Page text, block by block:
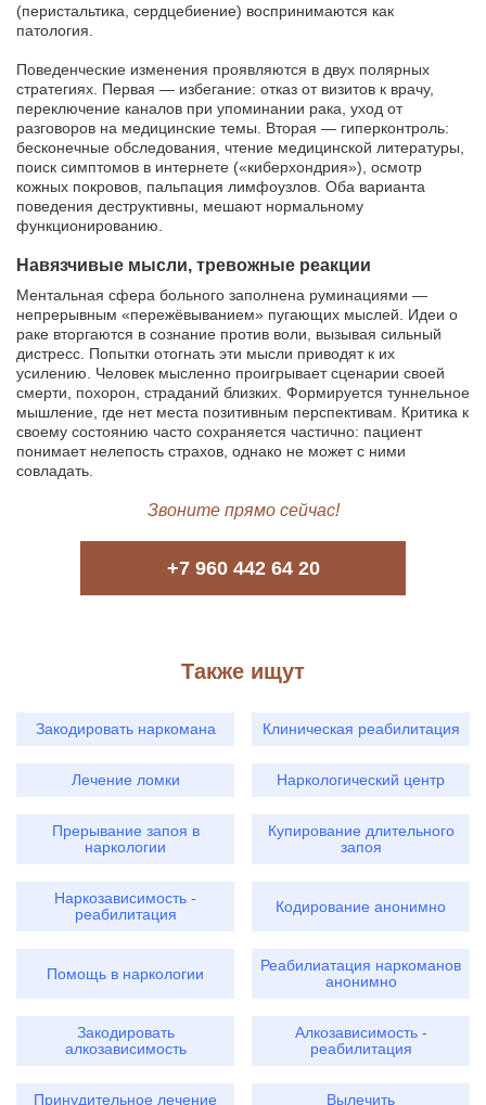
(перистальтика, сердцебиение) воспринимаются как
патология.
Поведенческие изменения проявляются в двух полярных
стратегиях. Первая — избегание: отказ от визитов к врачу,
переключение каналов при упоминании рака, уход от
разговоров на медицинские темы. Вторая — гиперконтроль:
бесконечные обследования, чтение медицинской литературы,
поиск симптомов в интернете («киберхондрия»), осмотр
кожных покровов, пальпация лимфоузлов. Оба варианта
поведения деструктивны, мешают нормальному
функционированию.
Навязчивые мысли, тревожные реакции
Ментальная сфера больного заполнена руминациями —
непрерывным «пережёвыванием» пугающих мыслей. Идеи о
раке вторгаются в сознание против воли, вызывая сильный
дистресс. Попытки отогнать эти мысли приводят к их
усилению. Человек мысленно проигрывает сценарии своей
смерти, похорон, страданий близких. Формируется туннельное
мышление, где нет места позитивным перспективам. Критика к
своему состоянию часто сохраняется частично: пациент
понимает нелепость страхов, однако не может с ними
совладать.
+7 960 442 64 20
Звоните прямо сейчас!
Также ищут
Закодировать наркомана Клиническая реабилитация
Лечение ломки Наркологический центр
Прерывание запоя в
наркологии
Купирование длительного
запоя
Наркозависимость -
реабилитация
Кодирование анонимно
Помощь в наркологии
Реабилиатация наркоманов
анонимно
Закодировать
алкозависимость
Алкозависимость -
реабилитация
Принудительное лечение
Вылечить